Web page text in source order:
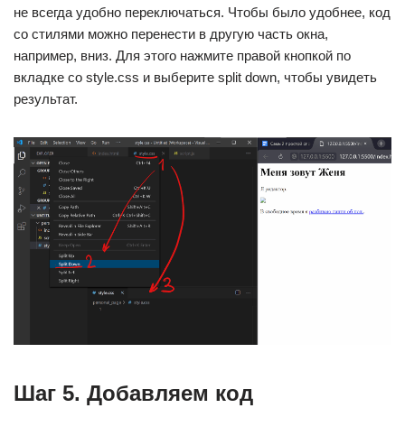
не всегда удобно переключаться. Чтобы было удобнее, код
со стилями можно перенести в другую часть окна,
например, вниз. Для этого нажмите правой кнопкой по
вкладке со style.css и выберите split down, чтобы увидеть
результат.
Шаг 5. Добавляем код